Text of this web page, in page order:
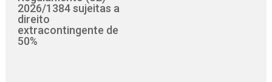
2026/1384 sujeitas a
direito
extracontingente de
50%